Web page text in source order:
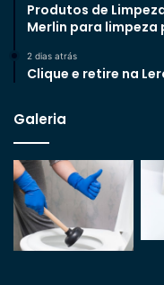
Produtos de
Merlin para limpeza
2 dias atrás
Clique e retire na
Galeria